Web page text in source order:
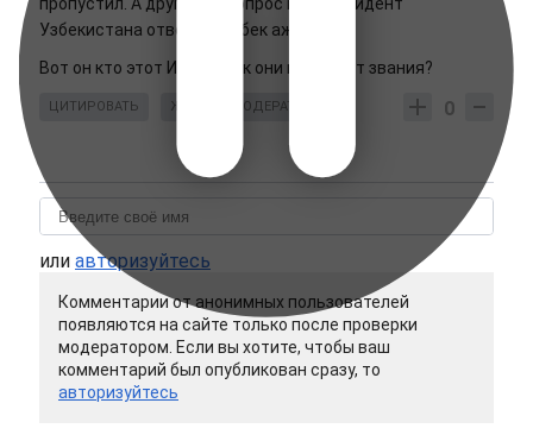
пропустил. А другой на вопрос кто президент
Узбекистана ответил: Озбек ажы.
Вот он кто этот Исаев. Как они получают звания?
0
ЦИТИРОВАТЬ ЖАЛОБА МОДЕРАТОРУ
или авторизуйтесь
Комментарии от анонимных пользователей
появляются на сайте только после проверки
модератором. Если вы хотите, чтобы ваш
комментарий был опубликован сразу, то
авторизуйтесь